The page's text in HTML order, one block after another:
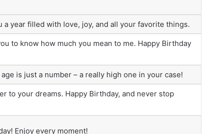
a year filled with love, joy, and all your favorite things.
to know how much you mean to me. Happy Birthday
is just a number – a really high one in your case!
to your dreams. Happy Birthday, and never stop
Enjoy every moment!